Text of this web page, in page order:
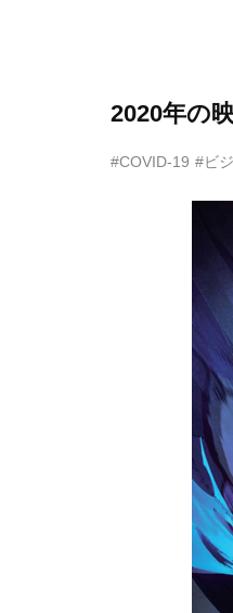
2020年の
#COVID-19 #ビ